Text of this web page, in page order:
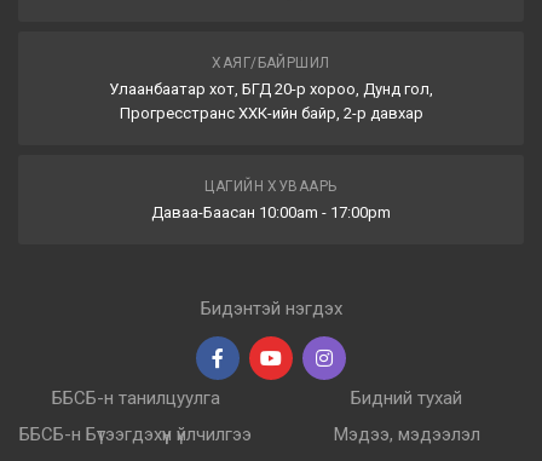
ХАЯГ/БАЙРШИЛ
Улаанбаатар хот, БГД 20-р хороо, Дунд гол,
Прогресстранс ХХК-ийн байр, 2-р давхар
ЦАГИЙН ХУВААРЬ
Даваа-Баасан 10:00am - 17:00pm
Бидэнтэй нэгдэх
ББСБ-н танилцуулга
ББСБ-н Бүтээгдэхүүн үйлчилгээ
Бидний тухай
Мэдээ, мэдээлэл